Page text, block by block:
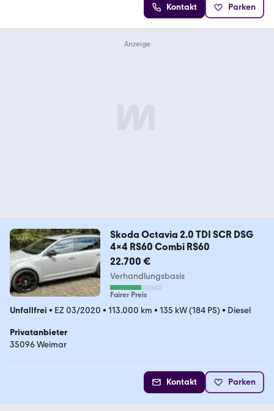
Kontakt Parken
Skoda Octavia 2.0 TDI SCR DSG
4x4 RS60 Combi RS60
22.700 €
Verhandlungsbasis
Fairer Preis
Unfallfrei • EZ 03/2020 • 113.000 km • 135 kW (184 PS) • Diesel
Privatanbieter
35096 Weimar
Kontakt Parken